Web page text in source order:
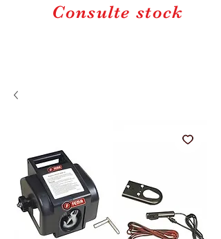
Consulte stock